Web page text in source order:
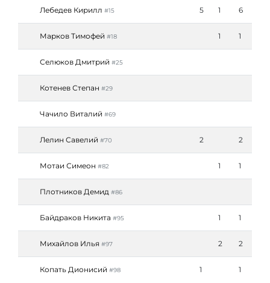
Лебедев Кирилл #15 5 1 6
Марков Тимофей #18 1 1
Селюков Дмитрий #25
Котенев Степан #29
Чачило Виталий #69
Лелин Савелий #70 2 2
Мотаи Симеон #82 1 1
Плотников Демид #86
Байдраков Никита #95 1 1
Михайлов Илья #97 2 2
Копать Дионисий #98 1 1